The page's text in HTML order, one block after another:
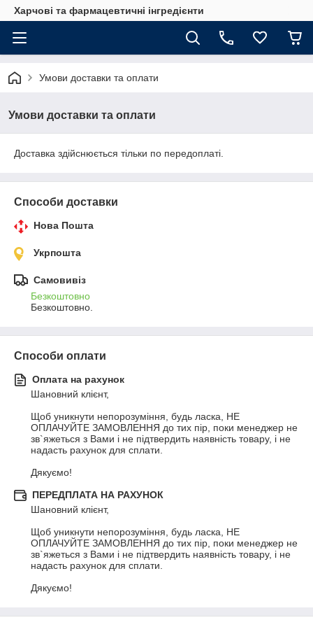
Харчові та фармацевтичні інгредієнти
Умови доставки та оплати
Умови доставки та оплати
Доставка здійснюється тільки по передоплаті.
Способи доставки
Нова Пошта
Укрпошта
Самовивіз
Безкоштовно
Безкоштовно.
Способи оплати
Оплата на рахунок
Шановний клієнт,
Щоб уникнути непорозуміння, будь ласка, НЕ
ОПЛАЧУЙТЕ ЗАМОВЛЕННЯ до тих пір, поки менеджер не
зв`яжеться з Вами і не підтвердить наявність товару, і не
надасть рахунок для сплати.
Дякуємо!
ПЕРЕДПЛАТА НА РАХУНОК
Шановний клієнт,
Щоб уникнути непорозуміння, будь ласка, НЕ
ОПЛАЧУЙТЕ ЗАМОВЛЕННЯ до тих пір, поки менеджер не
зв`яжеться з Вами і не підтвердить наявність товару, і не
надасть рахунок для сплати.
Дякуємо!